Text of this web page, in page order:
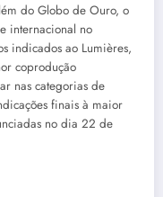
do Globo de Ouro, o
internacional no
indicados ao Lumières,
coprodução
nas categorias de
finais à maior
no dia 22 de